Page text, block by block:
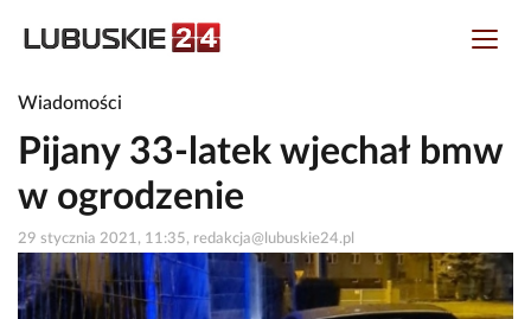
Wiadomości
Pijany 33-latek wjechał bmw
w ogrodzenie
29 stycznia 2021, 11:35, redakcja@lubuskie24.pl